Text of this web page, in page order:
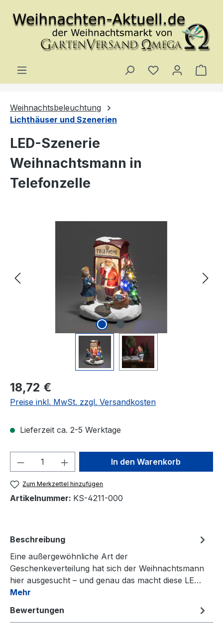
Zum Hauptinhalt springen
Du hast 0
Weihnachtsbeleuchtung
Lichthäuser und Szenerien
LED-Szenerie
Weihnachtsmann in
Telefonzelle
Regulärer Preis:
18,72 €
Preise inkl. MwSt. zzgl. Versandkosten
Lieferzeit ca. 2-5 Werktage
Produkt Anzahl: Gib denIn den Warenkorb
Zum Merkzettel hinzufügen
Artikelnummer: KS-4211-000
Beschreibung
Eine außergewöhnliche Art der
Geschenkeverteilung hat sich der Weihnachtsmann
hier ausgesucht – und genau das macht diese LE…
Mehr
Bewertungen